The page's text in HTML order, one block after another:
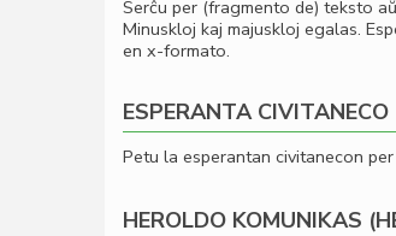
Serĉu per (fragmento de) teksto
Minuskloj kaj majuskloj egalas.
en x-formato.
ESPERANTA CIVITANECO
Petu la esperantan civitanecon
HEROLDO KOMUNIKAS